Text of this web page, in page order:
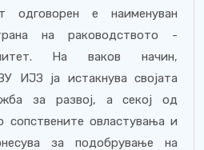
одговорен е наименуван
на раководството -
На ваков начин,
ИЈЗ ја истакнува својата
за развој, а секој од
сопствените овластувања и
за подобрување на